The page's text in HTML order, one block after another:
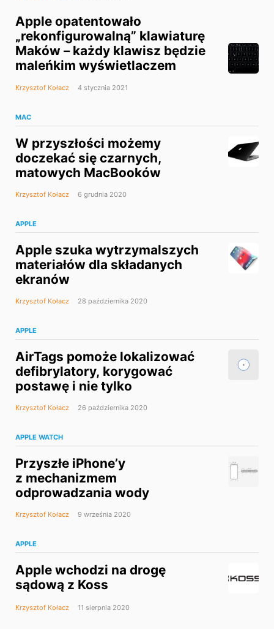
Apple opatentowało
„rekonfigurowalną” klawiaturę
Maków – każdy klawisz będzie
maleńkim wyświetlaczem
Krzysztof Kołacz 4 stycznia 2021
MAC
W przyszłości możemy
doczekać się czarnych,
matowych MacBooków
Krzysztof Kołacz 6 grudnia 2020
APPLE
Apple szuka wytrzymalszych
materiałów dla składanych
ekranów
Krzysztof Kołacz 28 października 2020
APPLE
AirTags pomoże lokalizować
defibrylatory, korygować
postawę i nie tylko
Krzysztof Kołacz 26 października 2020
APPLE WATCH
Przyszłe iPhone’y
z mechanizmem
odprowadzania wody
Krzysztof Kołacz 9 września 2020
APPLE
Apple wchodzi na drogę
sądową z Koss
Krzysztof Kołacz 11 sierpnia 2020